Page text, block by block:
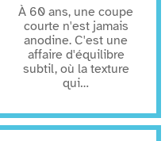
À 60 ans, une coupe
courte n'est jamais
anodine. C'est une
affaire d'équilibre
subtil, où la texture
qui…